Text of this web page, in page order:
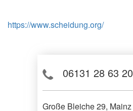
https://www.scheidung.org/
06131 28 63 20
Große Bleiche 29, Mainz